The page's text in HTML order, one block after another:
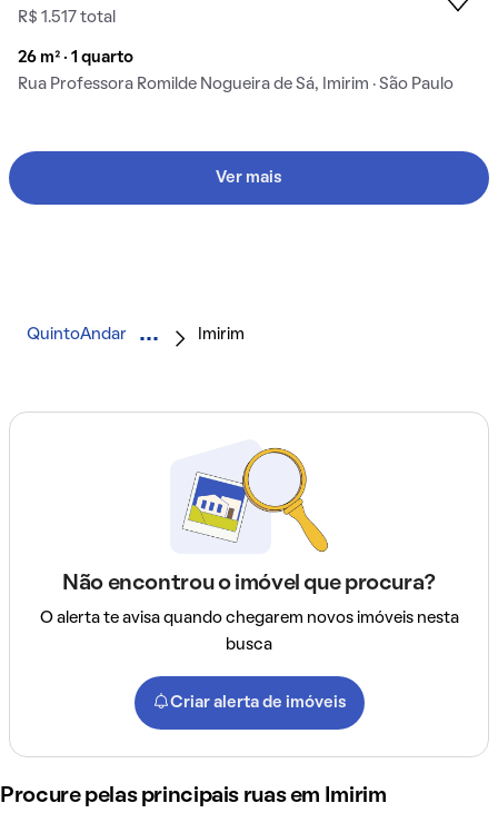
R$ 1.517 total
26 m² · 1 quarto
Rua Professora Romilde Nogueira de Sá, Imirim · São Paulo
Ver mais
QuintoAndar Imirim
Não encontrou o imóvel que procura?
O alerta te avisa quando chegarem novos imóveis nesta
busca
Criar alerta de imóveis
Procure pelas principais ruas em Imirim